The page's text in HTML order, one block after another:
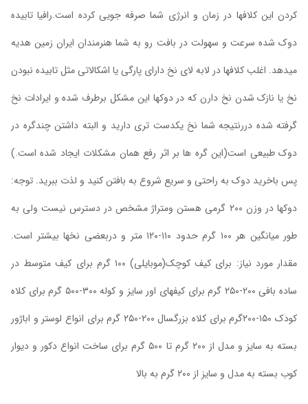
کردن این کلافها در زمان و انرژی شما صرفه جویی کرده است.رافیا تابیده
دوک شده سرعت و سهولت در بافت رو به شما هنرمندان ایران زمین هدیه
میدهد. اغلب کلافها در لابه لای نخ دارای پارگی یا اشکالاتی مثل تابیده نبودن
نخ یا نازک شدن نخ دارن که در دوکها این مشکل برطرف شده و ایرادات نخ
گرفته شده دررنتیجه شما نخ یکدست تری دارید و البته داشتن چندگره در
دوک طبیعی است(این گره ها بر اثر رفع همان مشکلات ایجاد شده است.)
پس باخرید دوک به راحتی و سریع شروع به بافتن کنید و لذت ببرید. توجه:
دوکها در وزن ۲۰۰ گرمی هستن ومتراژ مشخص در دسترس نیست ولی به
طور میانگین هر ۱۰۰ گرم حدود ۱۱۰-۱۲۰ متر و دربعضی نخها بیشتر است.
مقدار مورد نیاز: برای کیف کوچک(موبایلی) ۱۰۰ گرم برای کیف متوسط در
ساده بافی ۲۰۰-۲۵۰ گرم برای کیفهای اور سایز و کوله ۳۰۰-۵۰۰ گرم برای کلاه
کودک ۱۵۰-۲۰۰گرم برای کلاه بزرگسال ۲۰۰-۲۵۰ گرم برای انواع لوستر و اباژور
بسته به سایز و مدل از ۲۰۰ گرم تا ۵۰۰ گرم برای ساخت انواع دکور و دیوار
کوب بسته به مدل و سایز از ۲۰۰ گرم به بالا